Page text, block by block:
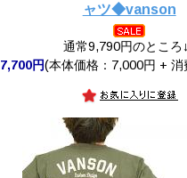
ャツ◆vanson
通常9,790円のところ
7,700円(本体価格：7,000円 + 消